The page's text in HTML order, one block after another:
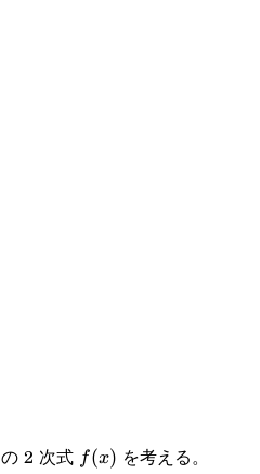
の 2 次式 f(x)
f(x) を考える。